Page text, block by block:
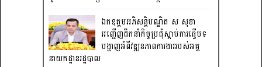
ឯកឧត្តមអភិសន្តិបណ្ឌិត ស សុខា
អញ្ជើញដឹកនាំកិច្ចប្រជុំស្តាប់ការធ្វើបទ
បង្ហាញអំពីវឌ្ឍនភាពការងាររបស់អគ្គ
នាយកដ្ឋានរដ្ឋបាល